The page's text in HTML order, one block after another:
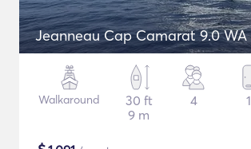
Jeanneau Cap Camarat 9.0 WA
Walkaround
30 ft
9 m
4 1